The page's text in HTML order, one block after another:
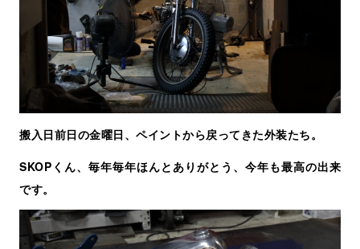
搬入日前日の金曜日、ペイントから戻ってきた外装たち。
SKOPくん、毎年毎年ほんとありがとう、今年も最高の出来
です。